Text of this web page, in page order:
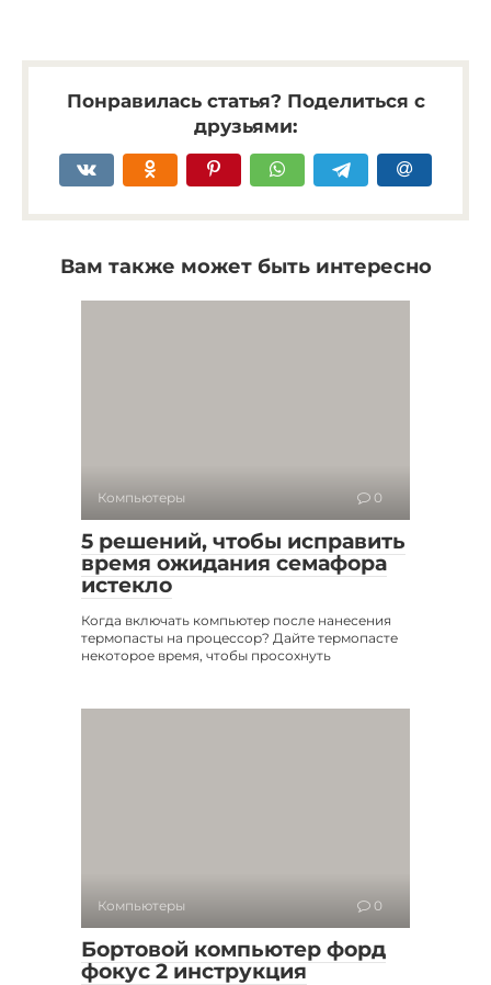
Понравилась статья? Поделиться с
друзьями:
Вам также может быть интересно
Компьютеры 0
5 решений, чтобы исправить
время ожидания семафора
истекло
Когда включать компьютер после нанесения
термопасты на процессор? Дайте термопасте
некоторое время, чтобы просохнуть
Компьютеры 0
Бортовой компьютер форд
фокус 2 инструкция